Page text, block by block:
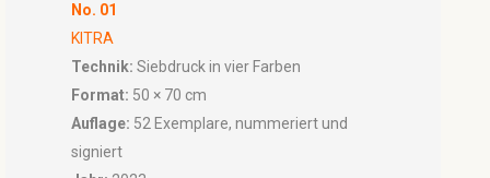
No. 01
KITRA
Technik: Siebdruck in vier Farben
Format: 50 × 70 cm
Auflage: 52 Exemplare, nummeriert und
signiert